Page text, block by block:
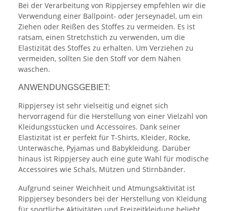
Bei der Verarbeitung von Rippjersey empfehlen wir die
Verwendung einer Ballpoint- oder Jerseynadel, um ein
Ziehen oder Reißen des Stoffes zu vermeiden. Es ist
ratsam, einen Stretchstich zu verwenden, um die
Elastizität des Stoffes zu erhalten. Um Verziehen zu
vermeiden, sollten Sie den Stoff vor dem Nähen
waschen.
ANWENDUNGSGEBIET:
Rippjersey ist sehr vielseitig und eignet sich
hervorragend für die Herstellung von einer Vielzahl von
Kleidungsstücken und Accessoires. Dank seiner
Elastizität ist er perfekt für T-Shirts, Kleider, Röcke,
Unterwäsche, Pyjamas und Babykleidung. Darüber
hinaus ist Rippjersey auch eine gute Wahl für modische
Accessoires wie Schals, Mützen und Stirnbänder.
Aufgrund seiner Weichheit und Atmungsaktivität ist
Rippjersey besonders bei der Herstellung von Kleidung